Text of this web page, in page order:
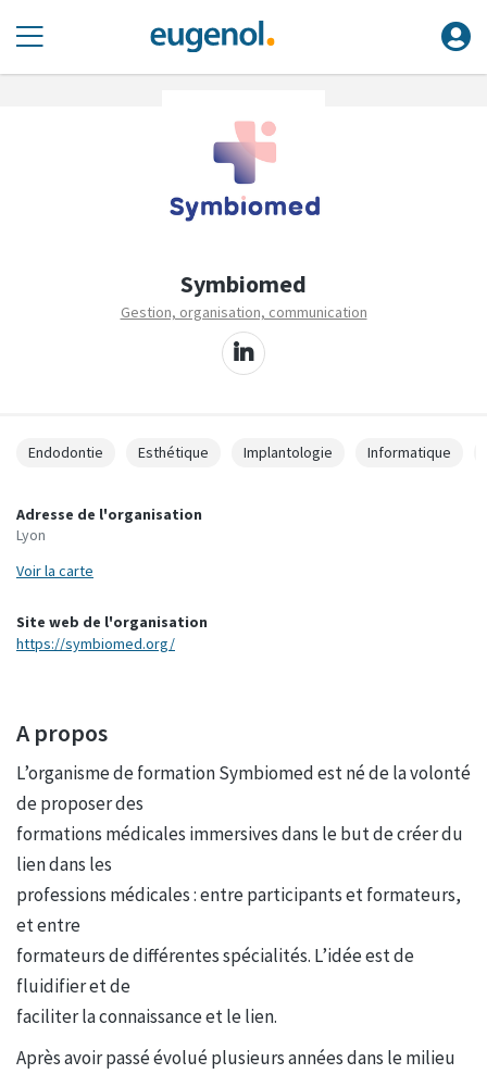
Symbiomed
Gestion, organisation, communication
A propos
L’organisme de formation Symbiomed est né de la volonté
de proposer des
formations médicales immersives dans le but de créer du
lien dans les
professions médicales : entre participants et formateurs,
et entre
formateurs de différentes spécialités. L’idée est de
fluidifier et de
faciliter la connaissance et le lien.
Après avoir passé évolué plusieurs années dans le milieu
Endodontie Esthétique Implantologie Informatique
Adresse de l'organisation
Lyon
Voir la carte
Site web de l'organisation
https://symbiomed.org/